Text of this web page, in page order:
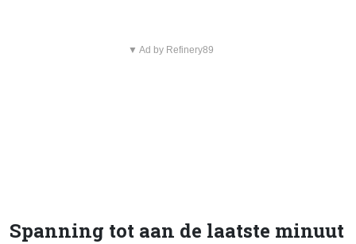
▼ Ad by Refinery89
Spanning tot aan de laatste minuut